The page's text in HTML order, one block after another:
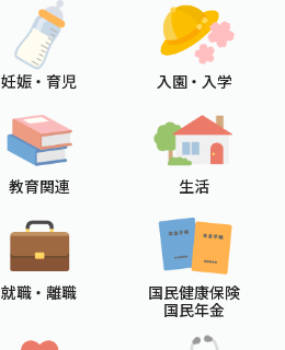
妊娠 ・ 育児 入園 ・ 入学
教育関連 生活
就職 ・ 離職
国民健康保険
国民年金